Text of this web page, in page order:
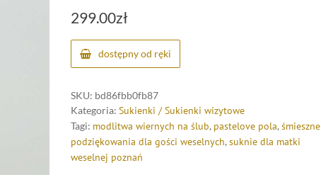
299.00zł
dostępny od ręki
SKU: bd86fbb0fb87
Kategoria: Sukienki / Sukienki wizytowe
Tagi: modlitwa wiernych na ślub, pastelove pola, śmieszne
podziękowania dla gości weselnych, suknie dla matki
weselnej poznań